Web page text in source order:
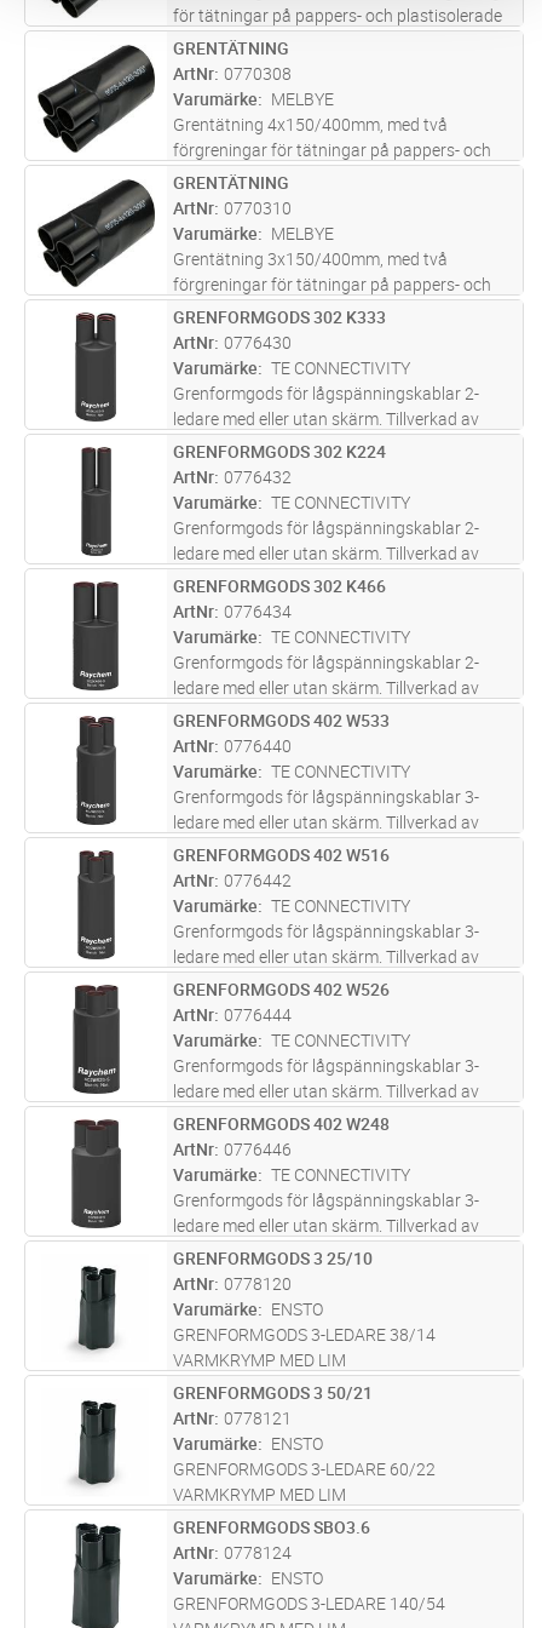
för tätningar på pappers- och plastisolerade
kablar.
ST Lägg i kundvagn
GRENTÄTNING
ArtNr 0770308
Varumärke
MELBYE
Grentätning 4x150/400mm, med två
förgreningar för tätningar på pappers- och
plastisolerade kablar.
ST Lägg i kundvagn
GRENTÄTNING
ArtNr 0770310
Varumärke
MELBYE
Grentätning 3x150/400mm, med två
förgreningar för tätningar på pappers- och
plastisolerade kablar.
ST Lägg i kundvagn
GRENFORMGODS 302 K333
ArtNr 0776430
Varumärke
TE CONNECTIVITY
Grenformgods för lågspänningskablar 2-
ledare med eller utan skärm. Tillverkad av
polyolefin. Belagd med tätningslim.
Ledararea**: 2x4-25mm². Diam kabelingång*:
A: 28,0mm, B: 9,0mm. Diam fingrar: A: 1
mer
ST Lägg i kundvagn
GRENFORMGODS 302 K224
ArtNr 0776432
Varumärke
TE CONNECTIVITY
Grenformgods för lågspänningskablar 2-
ledare med eller utan skärm. Tillverkad av
polyolefin. Belagd med tätningslim.
Ledararea**: 2x35-150mm². Diam
kabelingång*: A: 48,0mm, B: 32,0mm. Diam
fingrar: A...läs mer
ST Lägg i kundvagn
GRENFORMGODS 302 K466
ArtNr 0776434
Varumärke
TE CONNECTIVITY
Grenformgods för lågspänningskablar 2-
ledare med eller utan skärm. Tillverkad av
polyolefin. Belagd med tätningslim.
Ledararea**: 2x185-300mm². Diam
kabelingång*: A: 86,0mm, B: 42,0mm. Diam
fingrar:...läs mer
ST Lägg i kundvagn
GRENFORMGODS 402 W533
ArtNr 0776440
Varumärke
TE CONNECTIVITY
Grenformgods för lågspänningskablar 3-
ledare med eller utan skärm. Tillverkad av
polyolefin. Belagd med tätningslim.
Ledararea**: 3x4-35mm². Diam kabelingång*:
A: 38,0mm, B: 13,0mm. Diam fingrar: A:
mer
ST Lägg i kundvagn
GRENFORMGODS 402 W516
ArtNr 0776442
Varumärke
TE CONNECTIVITY
Grenformgods för lågspänningskablar 3-
ledare med eller utan skärm. Tillverkad av
polyolefin. Belagd med tätningslim.
Ledararea**: 3x35-150mm². Diam
kabelingång*: A: 63,0mm, B: 22,0mm. Diam
fingrar: A...läs mer
ST Lägg i kundvagn
GRENFORMGODS 402 W526
ArtNr 0776444
Varumärke
TE CONNECTIVITY
Grenformgods för lågspänningskablar 3-
ledare med eller utan skärm. Tillverkad av
polyolefin. Belagd med tätningslim.
Ledararea**: 3x185-300mm². Diam
kabelingång*: A: 95,0mm, B: 28,0mm. Diam
fingrar:...läs mer
ST Lägg i kundvagn
GRENFORMGODS 402 W248
ArtNr 0776446
Varumärke
TE CONNECTIVITY
Grenformgods för lågspänningskablar 3-
ledare med eller utan skärm. Tillverkad av
polyolefin. Belagd med tätningslim.
Ledararea**: -mm². Diam kabelingång*: A:
115,0mm, B: 45,0mm. Diam fingrar: A:
52,0...läs mer
ST Lägg i kundvagn
GRENFORMGODS 3 25/10
ArtNr 0778120
Varumärke
ENSTO
GRENFORMGODS 3-LEDARE 38/14
VARMKRYMP MED LIM
ST Lägg i kundvagn
GRENFORMGODS 3 50/21
ArtNr 0778121
Varumärke
ENSTO
GRENFORMGODS 3-LEDARE 60/22
VARMKRYMP MED LIM
ST Lägg i kundvagn
GRENFORMGODS SBO3.6
ArtNr 0778124
Varumärke
ENSTO
GRENFORMGODS 3-LEDARE 140/54